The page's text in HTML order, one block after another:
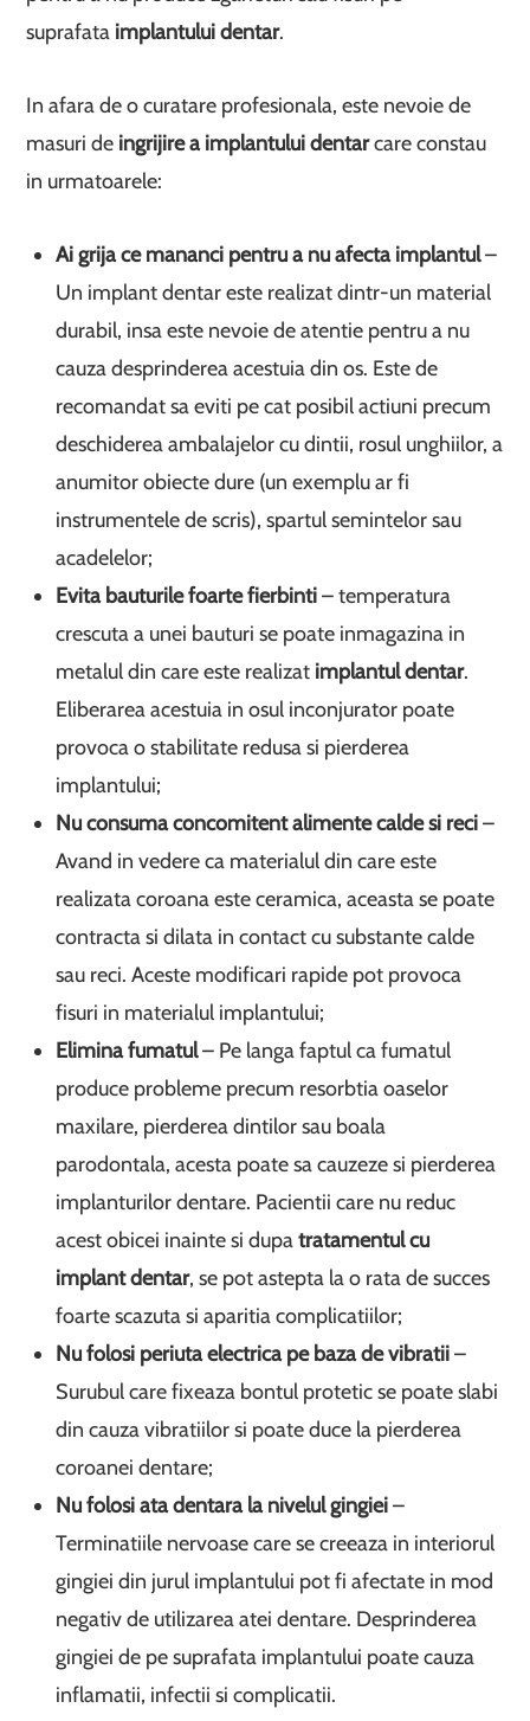
suprafata implantului dentar.
In afara de o curatare profesionala, este nevoie de
masuri de ingrijire a implantului dentarcare constau
in urmatoarele:
Ai grija ce mananci pentru a nu afecta implantul–
Un implant dentar este realizat dintr-un material
durabil, insa este nevoie de atentie pentru a nu
cauza desprinderea acestuia din os. Este de
recomandat sa eviti pe cat posibil actiuni precum
deschiderea ambalajelor cu dintii, rosul unghiilor, a
anumitor obiecte dure (un exemplu ar fi
instrumentele de scris), spartul semintelor sau
acadelelor;
Evita bauturile foarte fierbinti– temperatura
crescuta a unei bauturi se poate inmagazina in
metalul din care este realizat implantul dentar.
Eliberarea acestuia in osul inconjurator poate
provoca o stabilitate redusa si pierderea
implantului;
Nu consuma concomitent alimente calde si reci–
Avand in vedere ca materialul din care este
realizata coroana este ceramica, aceasta se poate
contracta si dilata in contact cu substante calde
sau reci. Aceste modificari rapide pot provoca
fisuri in materialul implantului;
Elimina fumatul– Pe langa faptul ca fumatul
produce probleme precum resorbtia oaselor
maxilare, pierderea dintilor sau boala
parodontala, acesta poate sa cauzeze si pierderea
implanturilor dentare. Pacientii care nu reduc
acest obicei inainte si dupatratamentul cu
implant dentar, se pot astepta la o rata de succes
foarte scazuta si aparitia complicatiilor;
Nu folosi periuta electrica pe baza de vibratii–
Surubul care fixeaza bontul protetic se poate slabi
din cauza vibratiilor si poate duce la pierderea
coroanei dentare;
Nu folosi ata dentara la nivelul gingiei–
Terminatiile nervoase care se creeaza in interiorul
gingiei din jurul implantului pot fi afectate in mod
negativ de utilizarea atei dentare. Desprinderea
gingiei de pe suprafata implantului poate cauza
inflamatii, infectii si complicatii.